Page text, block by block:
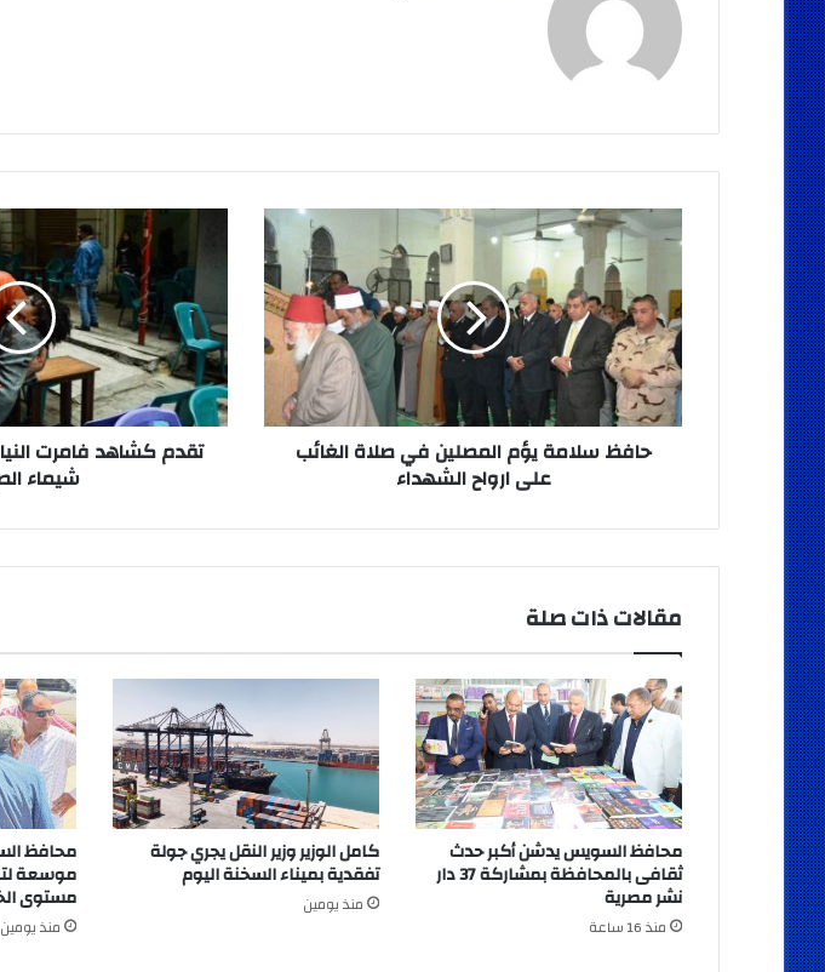
حافظ
سلامة
المصلين
في
صلاة
الغائب
على
ارواح
الشهداءحافظ سلامة يؤم المصلين في صلاة الغائب
على ارواح الشهداء
فامرت
النيابة
بحبسه
في
مقتل
شيماء
الصباغ
تقدم كشاهد فامرت
شيماء
مقالات ذات صلة
محافظ السويس يدشن أكبر حدث
ثقافى بالمحافظة بمشاركة 37 دار
نشر مصرية
منذ 16 ساعة
كامل الوزير وزير النقل يجري جولة
تفقدية بميناء السخنة اليوم
منذ يومين
محافظ
موسعة
مستوى
منذ يومين